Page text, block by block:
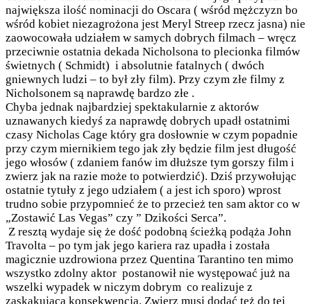
największa ilość nominacji do Oscara ( wśród mężczyzn bo
wśród kobiet niezagrożona jest Meryl Streep rzecz jasna) nie
zaowocowała udziałem w samych dobrych filmach – wręcz
przeciwnie ostatnia dekada Nicholsona to plecionka filmów
świetnych ( Schmidt) i absolutnie fatalnych ( dwóch
gniewnych ludzi – to był zły film). Przy czym złe filmy z
Nicholsonem są naprawdę bardzo złe .
Chyba jednak najbardziej spektakularnie z aktorów
uznawanych kiedyś za naprawdę dobrych upadł ostatnimi
czasy Nicholas Cage który gra dosłownie w czym popadnie
przy czym miernikiem tego jak zły będzie film jest długość
jego włosów ( zdaniem fanów im dłuższe tym gorszy film i
zwierz jak na razie może to potwierdzić). Dziś przywołując
ostatnie tytuły z jego udziałem ( a jest ich sporo) wprost
trudno sobie przypomnieć że to przecież ten sam aktor co w
„Zostawić Las Vegas” czy ” Dzikości Serca”.
Z resztą wydaje się że dość podobną ścieżką podąża John
Travolta – po tym jak jego kariera raz upadła i została
magicznie uzdrowiona przez Quentina Tarantino ten mimo
wszystko zdolny aktor postanowił nie występować już na
wszelki wypadek w niczym dobrym co realizuje z
zaskakującą konsekwencją. Zwierz musi dodać też do tej